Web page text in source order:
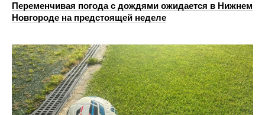
Переменчивая погода с дождями ожидается в Нижнем
Новгороде на предстоящей неделе